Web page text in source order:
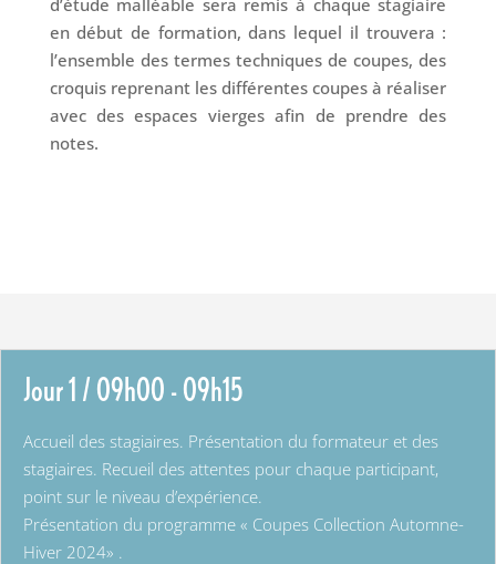
en début de formation, dans lequel il trouvera :
l’ensemble des termes techniques de coupes, des
croquis reprenant les différentes coupes à réaliser
avec des espaces vierges afin de prendre des
notes.
Jour 1 / 09h00 - 09h15
Accueil des stagiaires. Présentation du formateur et des
stagiaires. Recueil des attentes pour chaque participant,
point sur le niveau d’expérience.
Présentation du programme « Coupes Collection Automne-
Hiver 2024» .